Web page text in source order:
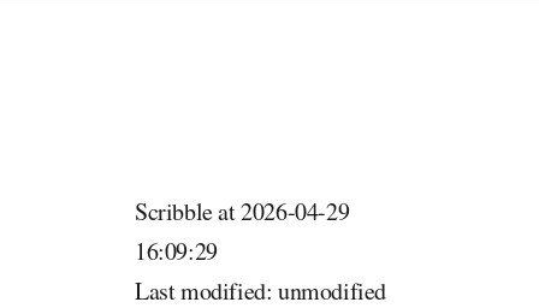
Scribble at 2026-04-29
16:09:29
Last modified: unmodified